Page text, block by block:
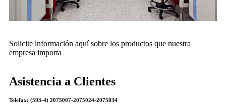
Solicite información aquí sobre los productos que nuestra
empresa importa
Asistencia a Clientes
Telefax: (593-4) 2075007-2075024-2075034